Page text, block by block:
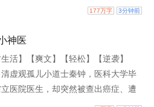
一段不一样的红楼传奇。
177万字 3分钟前
神医
生活】【爽文】【轻松】【逆袭】
清虚观孤儿小道士秦钟，医科大学毕
医院医生，却突然被查出癌症、遭
后，回村成为一名小村医，被逼绝境